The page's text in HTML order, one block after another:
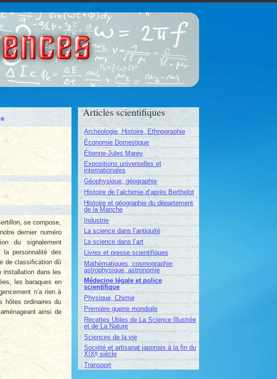
Sciences
se compose,
dernier numéro
du signalement
la personnalité des
de classification dû
installation dans les
les baraques en
n’a rien à
hôtes ordinaires du
ainsi de
Articles scientifiques
Archéologie, Histoire, Ethnographie
Économie Domestique
Étienne-Jules Marey
Expositions universelles et
internationales
Géophysique, géographie
Histoire de l’alchimie d’après Berthelot
Histoire et géographie du département
de la Manche
Industrie
La science dans l’antiquité
La science dans l’art
Livres et presse scientifiques
Mathématiques, cosmographie,
astrophysique, astronomie
Médecine légale et police
scientifique
Physique, Chimie
Première guerre mondiale
Recettes Utiles de La Science Illustrée
et de La Nature
Sciences de la vie
Société et artisanat japonais à la fin du
XIXe siècle
Transport